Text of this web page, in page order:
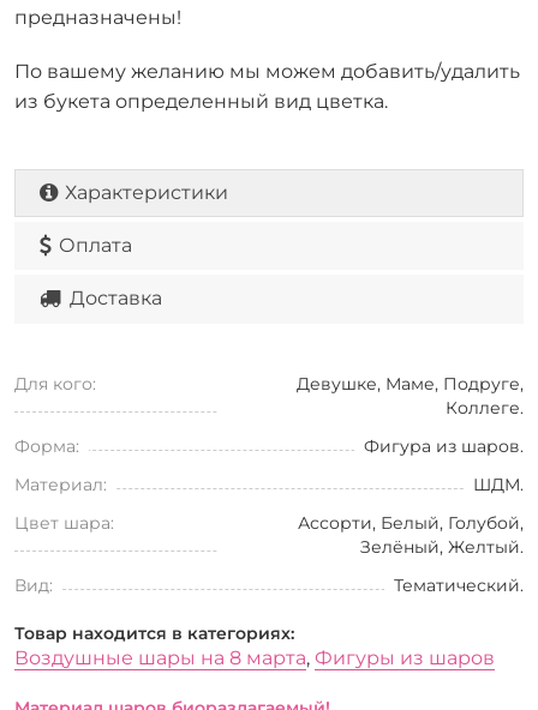
предназначены!
По вашему желанию мы можем добавить/удалить
из букета определенный вид цветка.
Характеристики
Оплата
Доставка
Для кого:
Девушке, Маме, Подруге,
Коллеге.
Форма:
Фигура из шаров.
Материал:
ШДМ.
Цвет шара:
Ассорти, Белый, Голубой,
Зелёный, Желтый.
Вид:
Тематический.
Товар находится в категориях:
Воздушные шары на 8 марта, Фигуры из шаров